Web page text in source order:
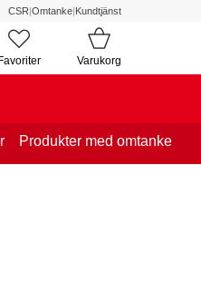
CSR|Omtanke|Kundtjänst
Varukorg
Produkter med omtanke